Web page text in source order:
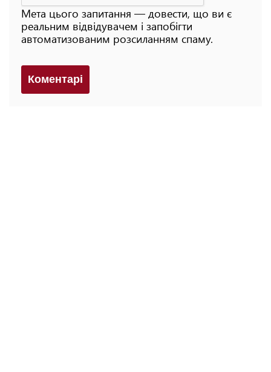
Мета цього запитання — довести, що ви є
реальним відвідувачем і запобігти
автоматизованим розсиланням спаму.
Коментарi